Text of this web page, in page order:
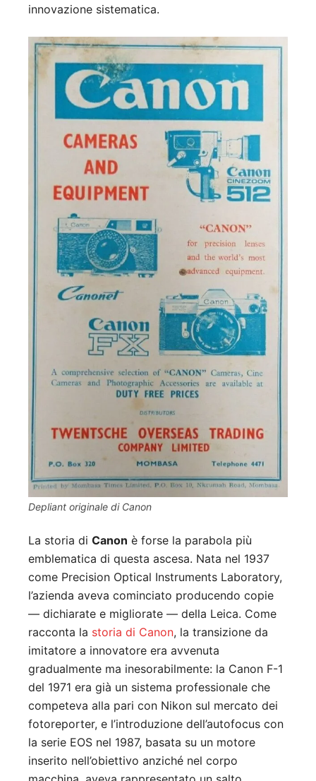
innovazione sistematica.
Depliant originale di Canon
La storia di Canon è forse la parabola più
emblematica di questa ascesa. Nata nel 1937
come Precision Optical Instruments Laboratory,
l’azienda aveva cominciato producendo copie
— dichiarate e migliorate — della Leica. Come
racconta la storia di Canon, la transizione da
imitatore a innovatore era avvenuta
gradualmente ma inesorabilmente: la Canon F-1
del 1971 era già un sistema professionale che
competeva alla pari con Nikon sul mercato dei
fotoreporter, e l’introduzione dell’autofocus con
la serie EOS nel 1987, basata su un motore
inserito nell’obiettivo anziché nel corpo